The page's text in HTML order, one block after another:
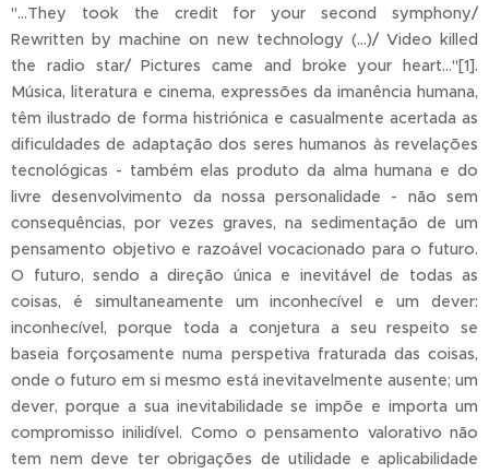
"...They took the credit for your second symphony/
Rewritten by machine on new technology (...)/ Video killed
the radio star/ Pictures came and broke your heart..."[1].
Música, literatura e cinema, expressões da imanência humana,
têm ilustrado de forma histriónica e casualmente acertada as
dificuldades de adaptação dos seres humanos às revelações
tecnológicas - também elas produto da alma humana e do
livre desenvolvimento da nossa personalidade - não sem
consequências, por vezes graves, na sedimentação de um
pensamento objetivo e razoável vocacionado para o futuro.
O futuro, sendo a direção única e inevitável de todas as
coisas, é simultaneamente um inconhecível e um dever:
inconhecível, porque toda a conjetura a seu respeito se
baseia forçosamente numa perspetiva fraturada das coisas,
onde o futuro em si mesmo está inevitavelmente ausente; um
dever, porque a sua inevitabilidade se impõe e importa um
compromisso inilidível. Como o pensamento valorativo não
tem nem deve ter obrigações de utilidade e aplicabilidade